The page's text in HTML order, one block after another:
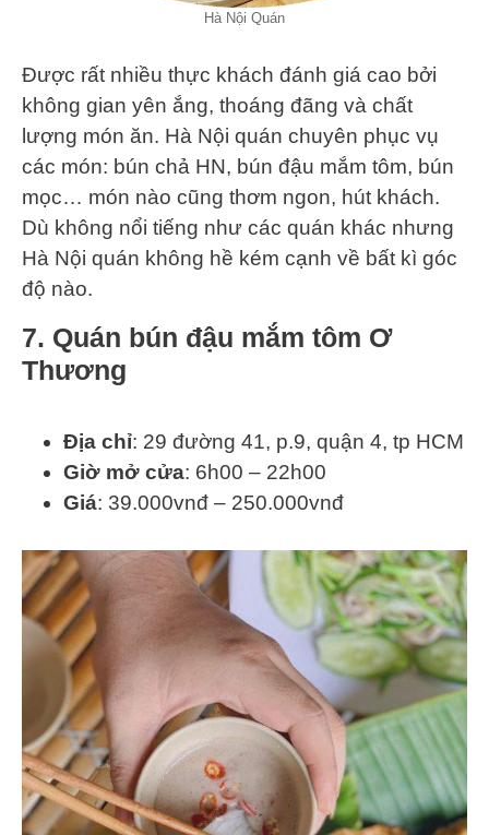
Hà Nội Quán
Được rất nhiều thực khách đánh giá cao bởi
không gian yên ắng, thoáng đãng và chất
lượng món ăn. Hà Nội quán chuyên phục vụ
các món: bún chả HN, bún đậu mắm tôm, bún
mọc… món nào cũng thơm ngon, hút khách.
Dù không nổi tiếng như các quán khác nhưng
Hà Nội quán không hề kém cạnh về bất kì góc
độ nào.
7. Quán bún đậu mắm tôm Ơ
Thương
Địa chỉ: 29 đường 41, p.9, quận 4, tp HCM
Giờ mở cửa: 6h00 – 22h00
Giá: 39.000vnđ – 250.000vnđ